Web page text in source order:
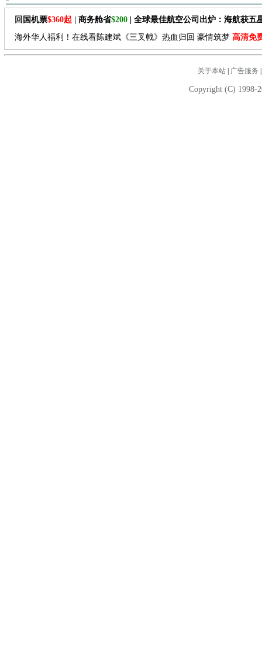
回国机票$360起 | 商务舱省$200 | 全球最佳航空公司出炉：海航获五
海外华人福利！在线看陈建斌《三叉戟》热血归回 豪情筑梦 高清免
关于本站| 广告服务
Copyright (C) 1998-